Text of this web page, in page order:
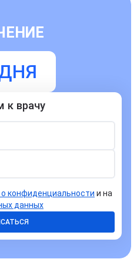
к врачу
конфиденциальности и на
данных